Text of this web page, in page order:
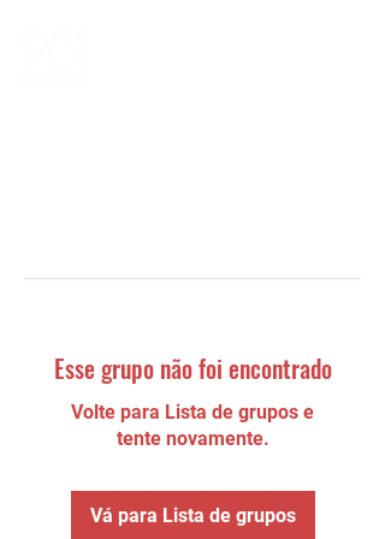
Esse grupo não foi encontrado
Volte para Lista de grupos e
tente novamente.
Vá para Lista de grupos